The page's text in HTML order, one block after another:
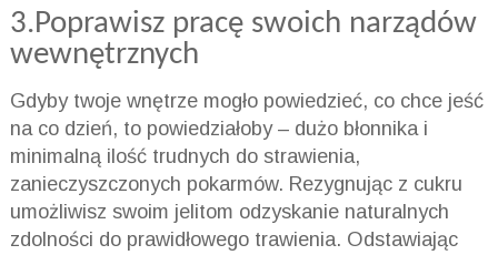
3.Poprawisz pracę swoich narządów
wewnętrznych
Gdyby twoje wnętrze mogło powiedzieć, co chce jeść
na co dzień, to powiedziałoby – dużo błonnika i
minimalną ilość trudnych do strawienia,
zanieczyszczonych pokarmów. Rezygnując z cukru
umożliwisz swoim jelitom odzyskanie naturalnych
zdolności do prawidłowego trawienia. Odstawiając